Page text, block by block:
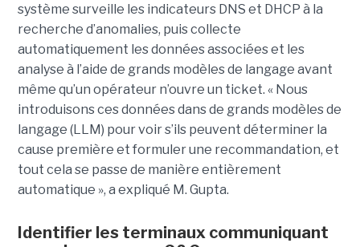
système surveille les indicateurs DNS et DHCP à la
recherche d’anomalies, puis collecte
automatiquement les données associées et les
analyse à l’aide de grands modèles de langage avant
même qu’un opérateur n’ouvre un ticket. « Nous
introduisons ces données dans de grands modèles de
langage (LLM) pour voir s’ils peuvent déterminer la
cause première et formuler une recommandation, et
tout cela se passe de manière entièrement
automatique », a expliqué M. Gupta.
Identifier les terminaux communiquant